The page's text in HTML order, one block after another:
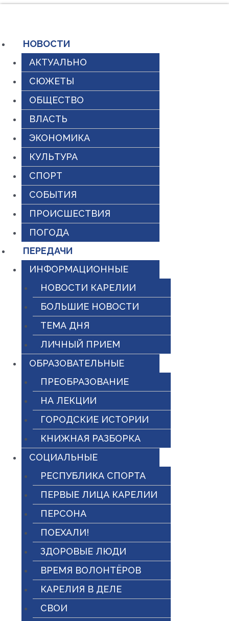
содержимому
НОВОСТИ
АКТУАЛЬНО
СЮЖЕТЫ
ОБЩЕСТВО
ВЛАСТЬ
ЭКОНОМИКА
КУЛЬТУРА
СПОРТ
СОБЫТИЯ
ПРОИСШЕСТВИЯ
ПОГОДА
ПЕРЕДАЧИ
ИНФОРМАЦИОННЫЕ
НОВОСТИ КАРЕЛИИ
БОЛЬШИЕ НОВОСТИ
ТЕМА ДНЯ
ЛИЧНЫЙ ПРИЕМ
ОБРАЗОВАТЕЛЬНЫЕ
ПРЕОБРАЗОВАНИЕ
НА ЛЕКЦИИ
ГОРОДСКИЕ ИСТОРИИ
КНИЖНАЯ РАЗБОРКА
СОЦИАЛЬНЫЕ
РЕСПУБЛИКА СПОРТА
ПЕРВЫЕ ЛИЦА КАРЕЛИИ
ПЕРСОНА
ПОЕХАЛИ!
ЗДОРОВЫЕ ЛЮДИ
ВРЕМЯ ВОЛОНТЁРОВ
КАРЕЛИЯ В ДЕЛЕ
СВОИ